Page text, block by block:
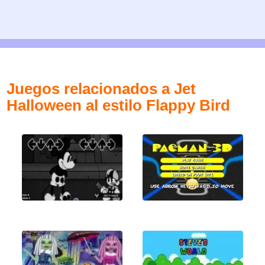
Juegos relacionados a Jet
Halloween al estilo Flappy Bird